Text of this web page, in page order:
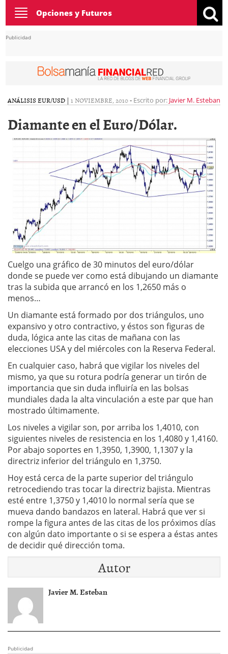
Toggle
navigation
Opciones y Futuros
Publicidad
ANÁLISIS EUR/USD | 1 NOVIEMBRE, 2010- Escrito por: Javier M. Esteban
Diamante en el Euro/Dólar.
Cuelgo una gráfico de 30 minutos del euro/dólar
donde se puede ver como está dibujando un diamante
tras la subida que arrancó en los 1,2650 más o
menos…
Un diamante está formado por dos triángulos, uno
expansivo y otro contractivo, y éstos son figuras de
duda, lógica ante las citas de mañana con las
elecciones USA y del miércoles con la Reserva Federal.
En cualquier caso, habrá que vigilar los niveles del
mismo, ya que su rotura podría generar un tirón de
importancia que sin duda influiría en las bolsas
mundiales dada la alta vinculación a este par que han
mostrado últimamente.
Los niveles a vigilar son, por arriba los 1,4010, con
siguientes niveles de resistencia en los 1,4080 y 1,4160.
Por abajo soportes en 1,3950, 1,3900, 1,1307 y la
directriz inferior del triángulo en 1,3750.
Hoy está cerca de la parte superior del triángulo
retrocediendo tras tocar la directriz bajista. Mientras
esté entre 1,3750 y 1,4010 lo normal sería que se
mueva dando bandazos en lateral. Habrá que ver si
rompe la figura antes de las citas de los próximos días
con algún dato importante o si se espera a éstas antes
de decidir qué dirección toma.
Autor
Javier M. Esteban
Publicidad